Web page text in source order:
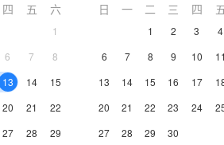
四 五 六
1
6 7
8
13 14
15
20 21
22
27 28
29
日 一 二 三 四
1 2 3 4
6
7 8 9 10 11
13
14 15 16 17
20
21 22 23 24
27
28 29 30